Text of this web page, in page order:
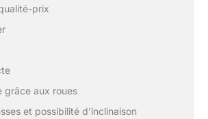
prix
grâce aux roues
et possibilité d’inclinaison